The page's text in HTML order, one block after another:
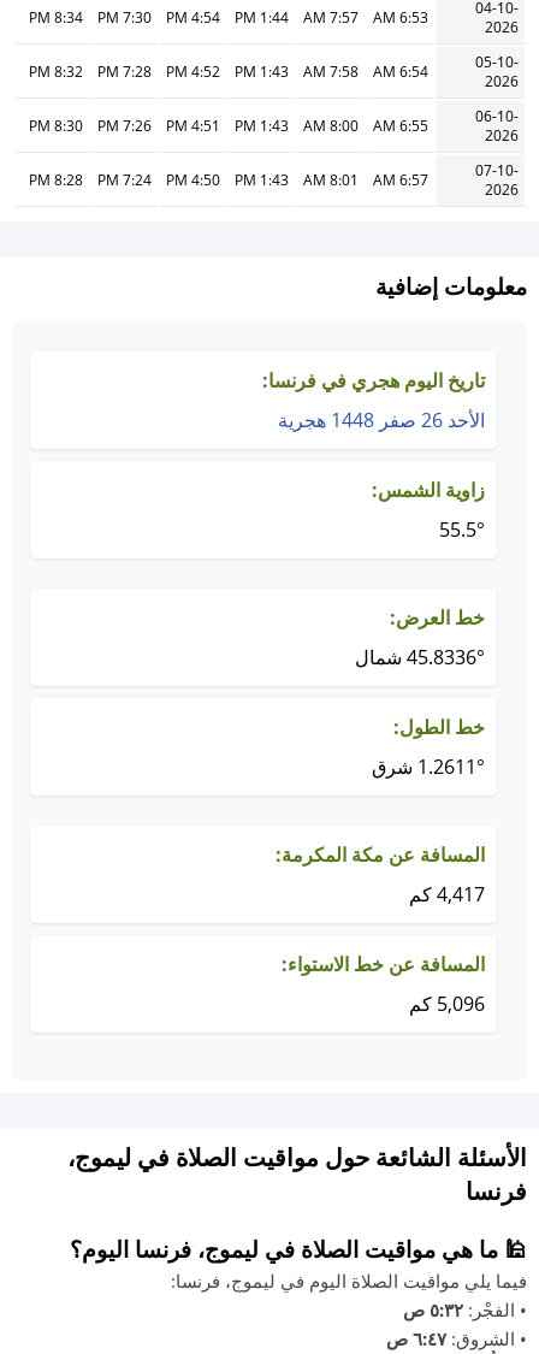
04-10-
2026
6:53 AM
7:57 AM
1:44 PM
4:54 PM
7:30 PM
8:34 PM
05-10-
2026
6:54 AM
7:58 AM
1:43 PM
4:52 PM
7:28 PM
8:32 PM
06-10-
2026
6:55 AM
8:00 AM
1:43 PM
4:51 PM
7:26 PM
8:30 PM
07-10-
2026
6:57 AM
8:01 AM
1:43 PM
4:50 PM
7:24 PM
8:28 PM
معلومات إضافية
تاريخ اليوم هجري في فرنسا:
الأحد 26 صفر 1448 هجرية
زاوية الشمس:
55.5°
خط العرض:
45.8336° شمال
خط الطول:
1.2611° شرق
المسافة عن مكة المكرمة:
4,417 كم
المسافة عن خط الاستواء:
5,096 كم
الأسئلة الشائعة حول مواقيت الصلاة في ليموج،
فرنسا
🕌 ما هي مواقيت الصلاة في ليموج، فرنسا اليوم؟
فيما يلي مواقيت الصلاة اليوم في ليموج، فرنسا:
• الفجْر: ٥:٣٢ ص
• الشروق:٦:٤٧ ص